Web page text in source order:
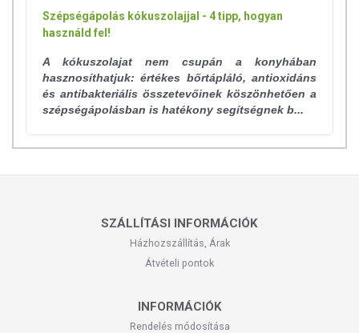
Szépségápolás kókuszolajjal - 4 tipp, hogyan
használd fel!
A kókuszolajat nem csupán a konyhában
hasznosíthatjuk: értékes bőrtápláló, antioxidáns
és antibakteriális összetevőinek köszönhetően a
szépségápolásban is hatékony segítségnek b...
SZÁLLÍTÁSI INFORMÁCIÓK
Házhozszállítás, Árak
Átvételi pontok
INFORMÁCIÓK
Rendelés módosítása